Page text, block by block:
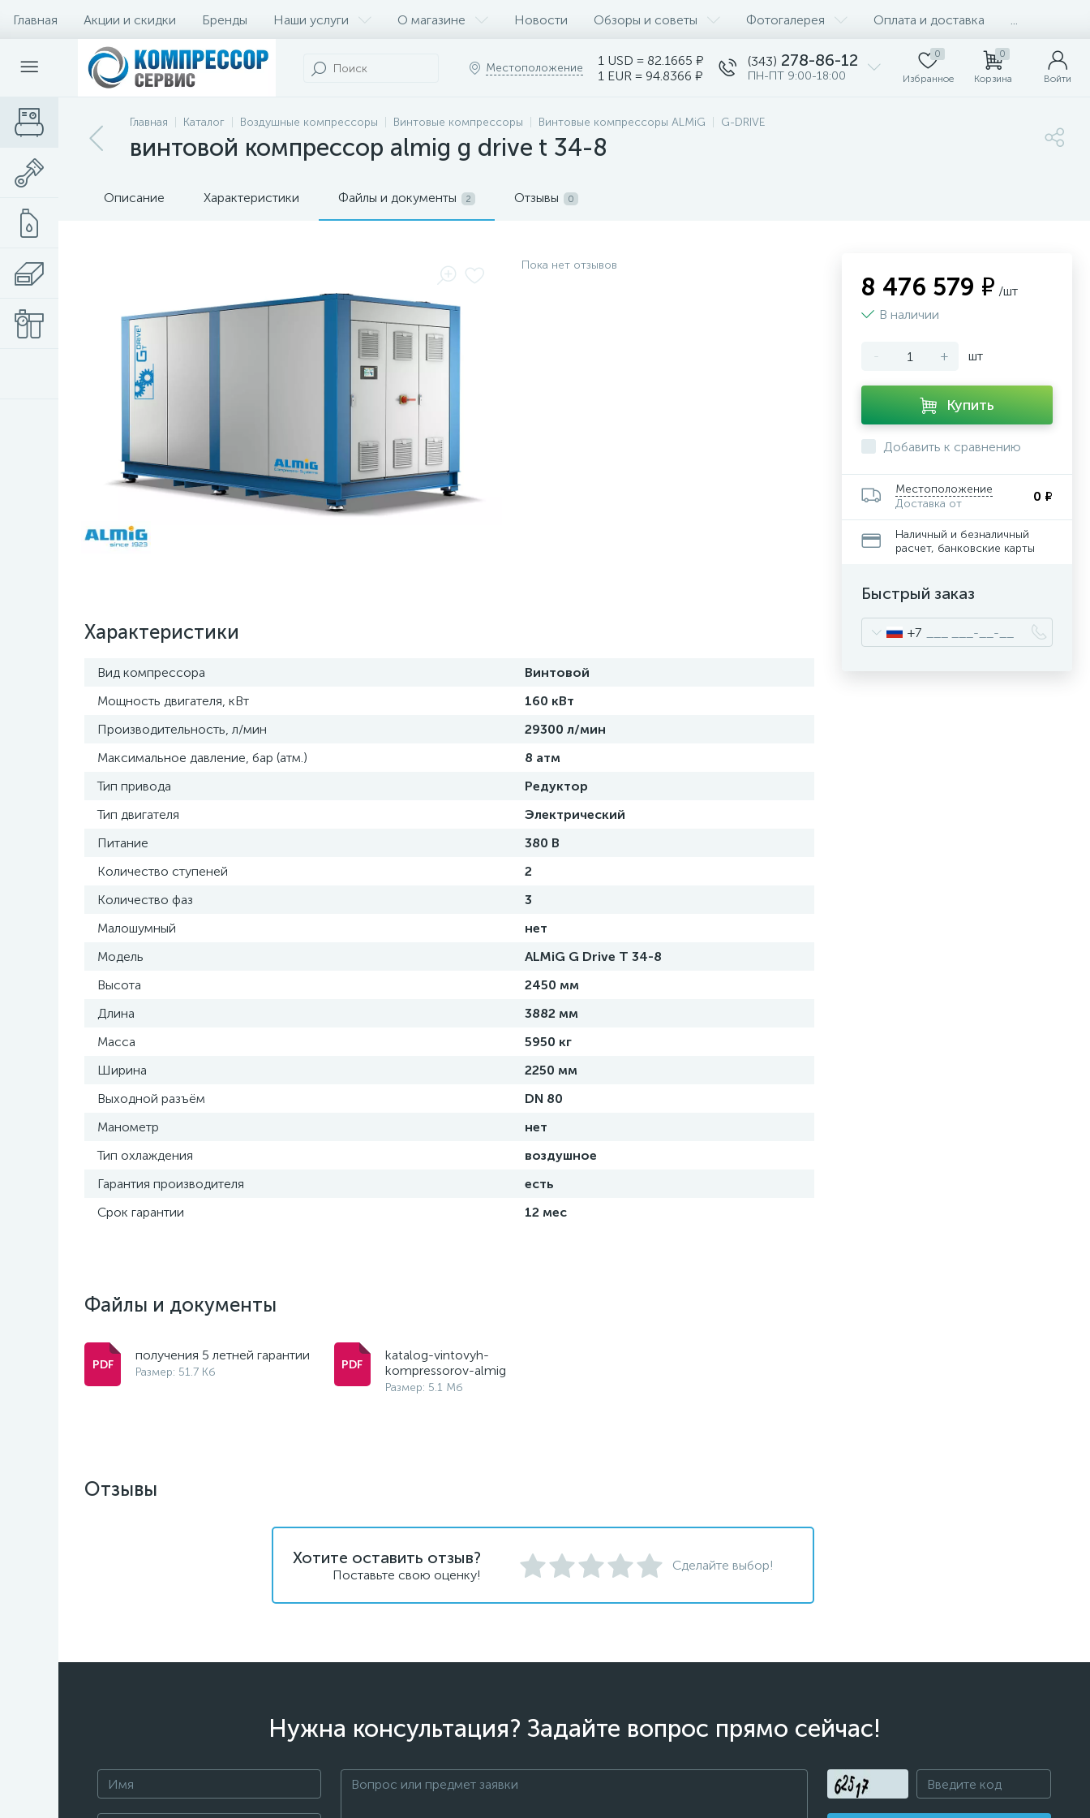
Главная Акции и скидки Бренды Наши услуги О магазине Новости Обзоры и советы Фотогалерея Оплата и доставка
Местоположение
1 USD = 82.1665 ₽
1 EUR = 94.8366 ₽
(343) 278-86-12
ПН-ПТ 9:00-18:00
0
Избранное
0
Корзина Войти
Главная Каталог Воздушные компрессоры Винтовые компрессоры Винтовые компрессоры ALMiG G-DRIVE
винтовой компрессор almig g drive t 34-8
Описание Характеристики Файлы и документы 2 Отзывы 0
Пока нет отзывов
Характеристики
Вид компрессора
Винтовой
Мощность двигателя, кВт
160 кВт
Производительность, л/мин
29300 л/мин
Максимальное давление, бар (атм.)
8 атм
Тип привода
Редуктор
Тип двигателя
Электрический
Питание
380 В
Количество ступеней
2
Количество фаз
3
Малошумный
нет
Модель
ALMiG G Drive T 34-8
Высота
2450 мм
Длина
3882 мм
Масса
5950 кг
Ширина
2250 мм
Выходной разъём
DN 80
Манометр
нет
Тип охлаждения
воздушное
Гарантия производителя
есть
Срок гарантии
12 мес
Файлы и документы
получения 5 летней гарантии
Размер: 51.7 Кб
katalog-vintovyh-
kompressorov-almig
Размер: 5.1 Мб
8 476 579 ₽ /шт
В наличии
- + шт
Купить
Добавить к сравнению
Местоположение
Доставка от
0 ₽
Наличный и безналичный
расчет, банковские карты
Быстрый заказ
+7
Отзывы
Хотите оставить отзыв?
Поставьте свою оценку!
Сделайте выбор!
Нужна консультация? Задайте вопрос прямо сейчас!